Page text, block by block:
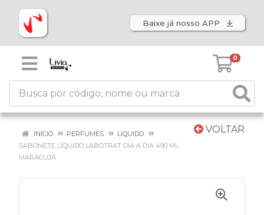
Baixe já nosso APP
0
VOLTAR
INÍCIO PERFUMES
LIQUIDO
SABONETE LÍQUIDO LABOTRAT DIA A DIA 490 ML
MARACUJÁ